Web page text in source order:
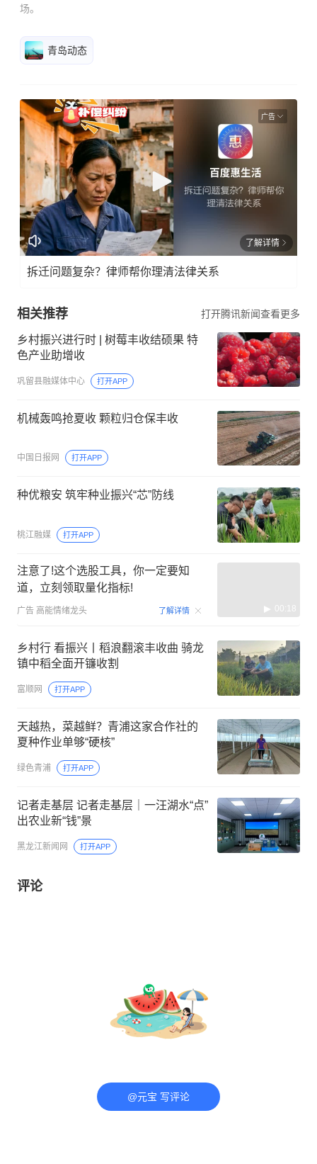
场。
青岛动态
广告
了解详情
拆迁问题复杂？律师帮你理清法律关系
相关推荐 打开腾讯新闻查看更多
乡村振兴进行时 | 树莓丰收结硕果 特
色产业助增收
巩留县融媒体中心 打开APP
机械轰鸣抢夏收 颗粒归仓保丰收
中国日报网 打开APP
种优粮安 筑牢种业振兴“芯”防线
桃江融媒 打开APP
注意了!这个选股工具，你一定要知
道，立刻领取量化指标!
广告 高能情绪龙头 了解详情 00:18
乡村行 看振兴丨稻浪翻滚丰收曲 骑龙
镇中稻全面开镰收割
富顺网 打开APP
天越热，菜越鲜？青浦这家合作社的
夏种作业单够“硬核”
绿色青浦 打开APP
记者走基层 记者走基层｜一汪湖水“点”
出农业新“钱”景
黑龙江新闻网 打开APP
评论
@元宝 写评论